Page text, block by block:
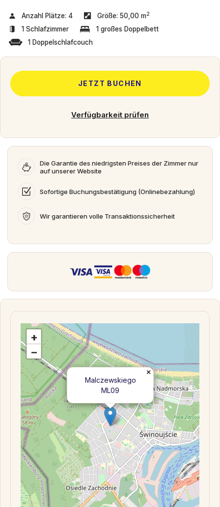
Anzahl Plätze: 4 Größe: 50,00 m2
1 Schlafzimmer
1 großes Doppelbett
1 Doppelschlafcouch
JETZT BUCHEN
Verfügbarkeit prüfen
Die Garantie des niedrigsten Preises der Zimmer nur
auf unserer Website
Sofortige Buchungsbestätigung (Onlinebezahlung)
Wir garantieren volle Transaktionssicherheit
Malczewskiego
ML09
×
+
−